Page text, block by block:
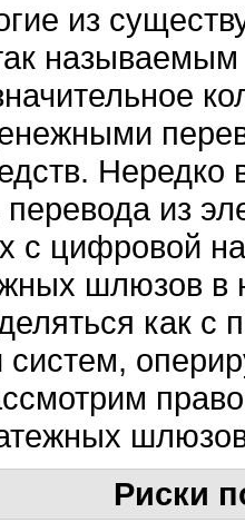
из
Нередко
перевода из
с цифровой
шлюзов в
как с
систем,
Риски